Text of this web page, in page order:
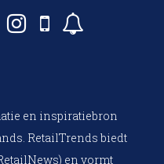
en inspiratiebron
RetailTrends biedt
en vormt